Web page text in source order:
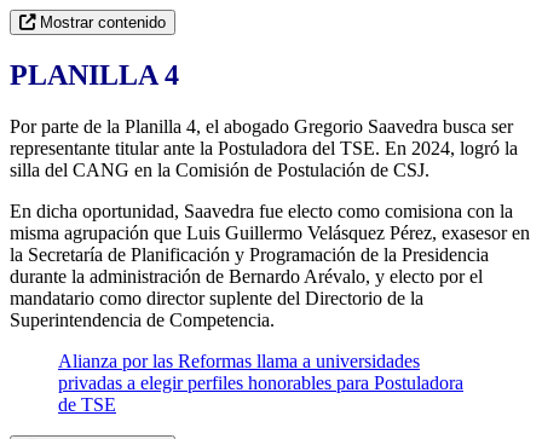
Mostrar contenido
PLANILLA 4
Por parte de la Planilla 4, el abogado Gregorio Saavedra busca ser
representante titular ante la Postuladora del TSE. En 2024, logró la
silla del CANG en la Comisión de Postulación de CSJ.
En dicha oportunidad, Saavedra fue electo como comisiona con la
misma agrupación que Luis Guillermo Velásquez Pérez, exasesor en
la Secretaría de Planificación y Programación de la Presidencia
durante la administración de Bernardo Arévalo, y electo por el
mandatario como director suplente del Directorio de la
Superintendencia de Competencia.
Alianza por las Reformas llama a universidades
privadas a elegir perfiles honorables para Postuladora
de TSE